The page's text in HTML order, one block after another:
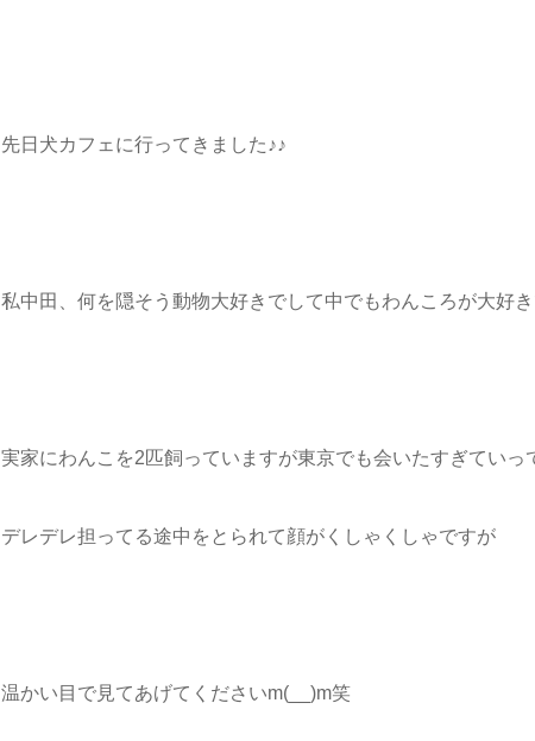
先日犬カフェに行ってきました♪♪
私中田、何を隠そう動物大好きでして中でもわんころが大好
実家にわんこを2匹飼っていますが東京でも会いたすぎていっ
デレデレ担ってる途中をとられて顔がくしゃくしゃですが
温かい目で見てあげてくださいm(__)m笑